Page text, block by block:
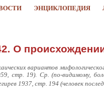
ЭНЦИКЛОПЕДИЯ
О
вариантов
стр. 19). Ср. (по-видимому,
1937, стр. 194 (человек